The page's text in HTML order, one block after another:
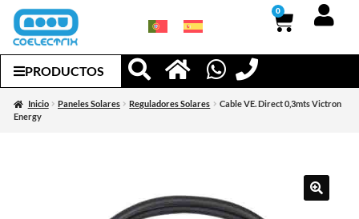
0
PRODUCTOS
Inicio Paneles Solares Reguladores Solares
Cable VE. Direct 0,3mts Victron
Energy